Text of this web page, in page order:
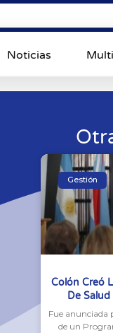
Noticias
Gestión
Colón Creó
De
Fue anunciada
de un